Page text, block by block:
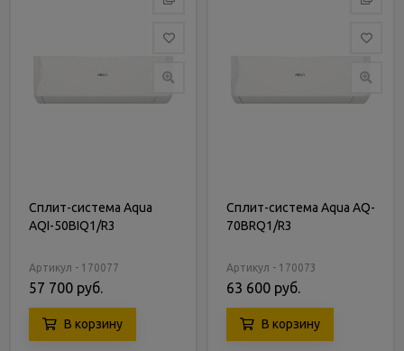
Сплит-система Aqua
AQI-50BIQ1/R3
Артикул - 170077
57 700 руб.
В корзину
Сплит-система Aqua AQ-
70BRQ1/R3
Артикул - 170073
63 600 руб.
В корзину